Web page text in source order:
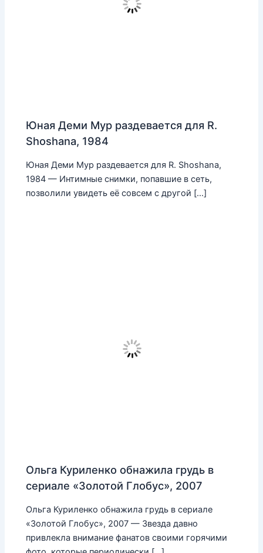
Юная Деми Мур раздевается для R.
Shoshana, 1984
Юная Деми Мур раздевается для R. Shoshana,
1984 — Интимные снимки, попавшие в сеть,
позволили увидеть её совсем с другой […]
Ольга Куриленко обнажила грудь в
сериале «Золотой Глобус», 2007
Ольга Куриленко обнажила грудь в сериале
«Золотой Глобус», 2007 — Звезда давно
привлекла внимание фанатов своими горячими